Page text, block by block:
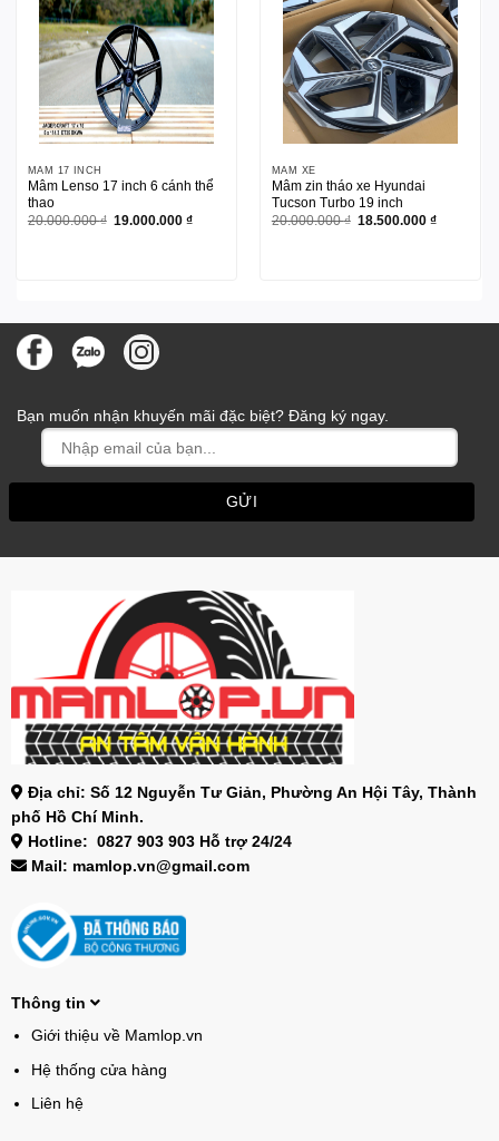
MÂM 17 INCH
Mâm Lenso 17 inch 6 cánh thể
thao
20.000.000₫ Giá
19.000.000₫Giá
MÂM XE
Mâm zin tháo xe Hyundai
Tucson Turbo 19 inch
20.000.000₫ Giá
18.500.000₫Giá
Bạn muốn nhận khuyến mãi đặc biệt? Đăng ký ngay.
Địa chỉ: Số 12 Nguyễn Tư Giản, Phường An Hội Tây, Thành
phố Hồ Chí Minh.
Hotline: 0827 903 903 Hỗ trợ 24/24
Mail: mamlop.vn@gmail.com
Thông tin
Giới thiệu về Mamlop.vn
Hệ thống cửa hàng
Liên hệ